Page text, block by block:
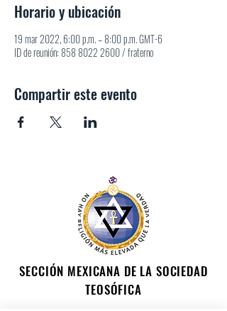
Horario y ubicación
19 mar 2022, 6:00 p.m. – 8:00 p.m. GMT-6
ID de reunión: 858 8022 2600 / fraterno
Compartir este evento
SECCIÓN MEXICANA DE LA SOCIEDAD
TEOSÓFICA